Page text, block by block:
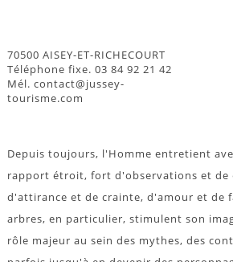
70500 AISEY-ET-RICHECOURT
Téléphone fixe. 03 84 92 21 42
Mél. contact@jussey-
tourisme.com
Depuis toujours, l'Homme entretient
rapport étroit, fort d'observations et de
d'attirance et de crainte, d'amour et de
arbres, en particulier, stimulent son
rôle majeur au sein des mythes, des